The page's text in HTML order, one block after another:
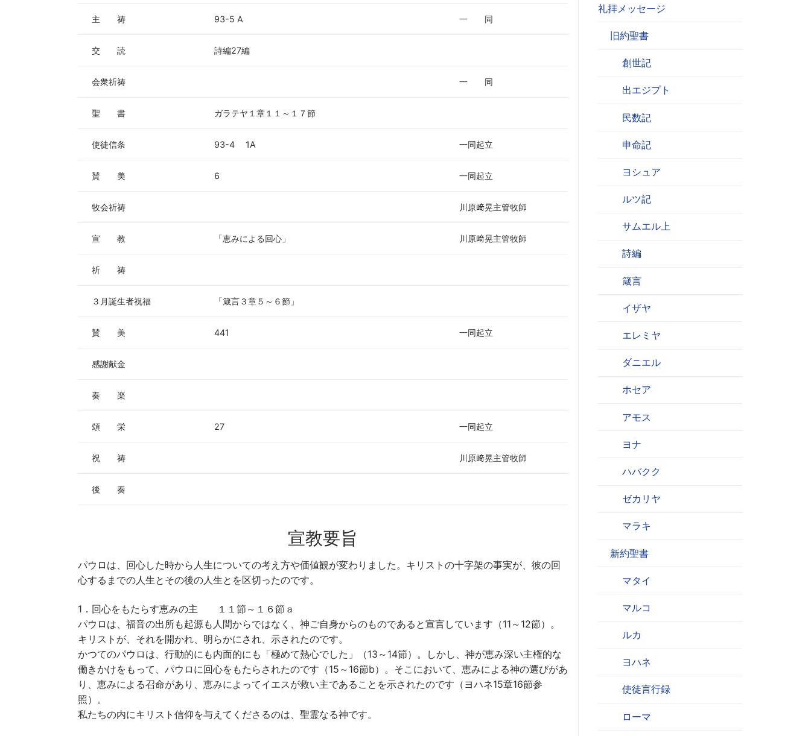
主 祷 93-5 A 一 同
交 読 詩編27編
会衆祈祷 一 同
聖 書 ガラテヤ１章１１～１７節
使徒信条 93-4 1A 一同起立
賛 美 6 一同起立
牧会祈祷 川原﨑晃主管牧師
宣 教 「恵みによる回心」 川原﨑晃主管牧師
祈 祷
３月誕生者祝福 「箴言３章５～６節」
賛 美 441 一同起立
感謝献金
奏 楽
頌 栄 27 一同起立
祝 祷 川原﨑晃主管牧師
後 奏
宣教要旨
パウロは、回心した時から人生についての考え方や価値観が変わりました。キリストの十字架の事実が、彼の回
心するまでの人生とその後の人生とを区切ったのです。
1．回心をもたらす恵みの主 １１節～１６節ａ
パウロは、福音の出所も起源も人間からではなく、神ご自身からのものであると宣言しています（11～12節）。
キリストが、それを開かれ、明らかにされ、示されたのです。
かつてのパウロは、行動的にも内面的にも「極めて熱心でした」（13～14節）。しかし、神が恵み深い主権的な
働きかけをもって、パウロに回心をもたらされたのです（15～16節b）。そこにおいて、恵みによる神の選びがあ
り、恵みによる召命があり、恵みによってイエスが救い主であることを示されたのです（ヨハネ15章16節参
照）。
私たちの内にキリスト信仰を与えてくださるのは、聖霊なる神です。
礼拝メッセージ
旧約聖書
創世記
出エジプト
民数記
申命記
ヨシュア
ルツ記
サムエル上
詩編
箴言
イザヤ
エレミヤ
ダニエル
ホセア
アモス
ヨナ
ハバクク
ゼカリヤ
マラキ
新約聖書
マタイ
マルコ
ルカ
ヨハネ
使徒言行録
ローマ